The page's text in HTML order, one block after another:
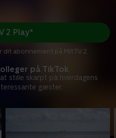
på TikTok
stille skarpt på hverdagens
gæster.
2 Play*
dit abonnement på Mit TV 2.